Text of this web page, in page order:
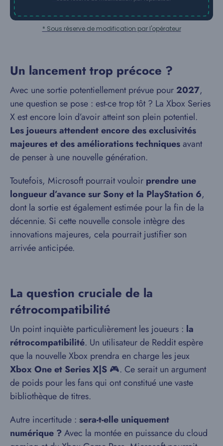
* Sous réserve de modification par l'opérateur
Un lancement trop précoce ?
Avec une sortie potentiellement prévue pour 2027,
une question se pose : est-ce trop tôt ? La Xbox Series
X est encore loin d’avoir atteint son plein potentiel.
Les joueurs attendent encore des exclusivités
majeures et des améliorations techniquesavant
de penser à une nouvelle génération.
Toutefois, Microsoft pourrait vouloir prendre une
longueur d’avance sur Sony et la PlayStation 6,
dont la sortie est également estimée pour la fin de la
décennie. Si cette nouvelle console intègre des
innovations majeures, cela pourrait justifier son
arrivée anticipée.
La question cruciale de la
rétrocompatibilité
Un point inquiète particulièrement les joueurs : la
rétrocompatibilité. Un utilisateur de Reddit espère
que la nouvelle Xbox prendra en charge les jeux
Xbox One et Series X|S 🎮. Ce serait un argument
de poids pour les fans qui ont constitué une vaste
bibliothèque de titres.
Autre incertitude : sera-t-elle uniquement
numérique ?Avec la montée en puissance du cloud